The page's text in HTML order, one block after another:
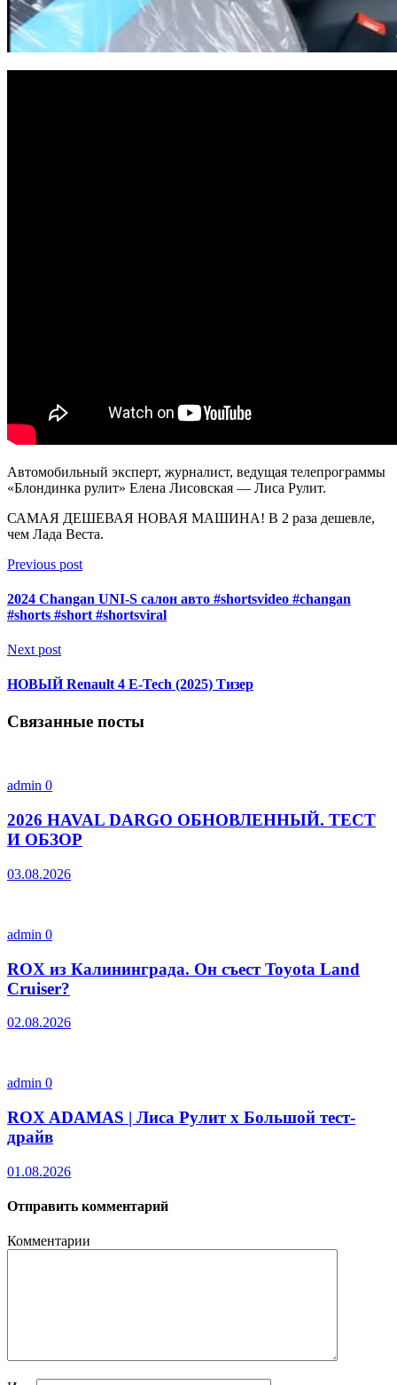
Автомобильный эксперт, журналист, ведущая телепрограммы
«Блондинка рулит» Елена Лисовская — Лиса Рулит.
САМАЯ ДЕШЕВАЯ НОВАЯ МАШИНА! В 2 раза дешевле,
чем Лада Веста.
Previous post
2024 Changan UNI-S салон авто #shortsvideo #changan
#shorts #short #shortsviral
Next post
НОВЫЙ Renault 4 E-Tech (2025) Тизер
Связанные посты
admin 0
2026 HAVAL DARGO ОБНОВЛЕННЫЙ. ТЕСТ
И ОБЗОР
03.08.2026
admin 0
ROX из Калининграда. Он съест Toyota Land
Cruiser?
02.08.2026
admin 0
ROX ADAMAS | Лиса Рулит х Большой тест-
драйв
01.08.2026
Отправить комментарий
Комментарии